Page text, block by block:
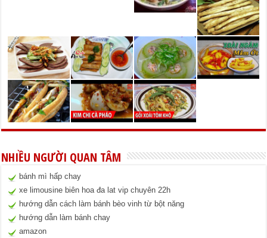
NHIỀU NGƯỜI QUAN TÂM
bánh mì hấp chay
xe limousine biên hoa đa lat vip chuyên 22h
hướng dẫn cách làm bánh bèo vinh từ bột năng
hướng dẫn làm bánh chay
amazon